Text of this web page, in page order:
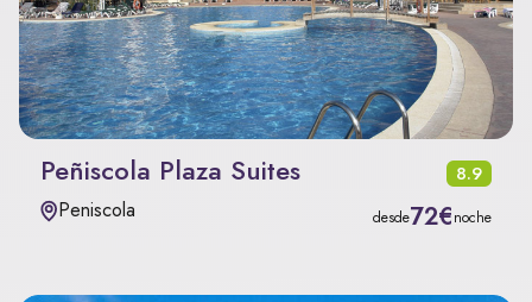
Peñiscola Plaza Suites 8.9
Peniscola desde72€noche